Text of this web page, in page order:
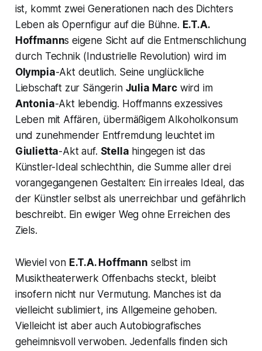
ist, kommt zwei Generationen nach des Dichters
Leben als Opernfigur auf die Bühne. E.T.A.
Hoffmanns eigene Sicht auf die Entmenschlichung
durch Technik (Industrielle Revolution) wird im
Olympia-Akt deutlich. Seine unglückliche
Liebschaft zur Sängerin Julia Marcwird im
Antonia-Akt lebendig. Hoffmanns exzessives
Leben mit Affären, übermäßigem Alkoholkonsum
und zunehmender Entfremdung leuchtet im
Giulietta-Akt auf. Stella hingegen ist das
Künstler-Ideal schlechthin, die Summe aller drei
vorangegangenen Gestalten: Ein irreales Ideal, das
der Künstler selbst als unerreichbar und gefährlich
beschreibt. Ein ewiger Weg ohne Erreichen des
Ziels.
Wieviel von E.T.A. Hoffmann selbst im
Musiktheaterwerk Offenbachs steckt, bleibt
insofern nicht nur Vermutung. Manches ist da
vielleicht sublimiert, ins Allgemeine gehoben.
Vielleicht ist aber auch Autobiografisches
geheimnisvoll verwoben. Jedenfalls finden sich